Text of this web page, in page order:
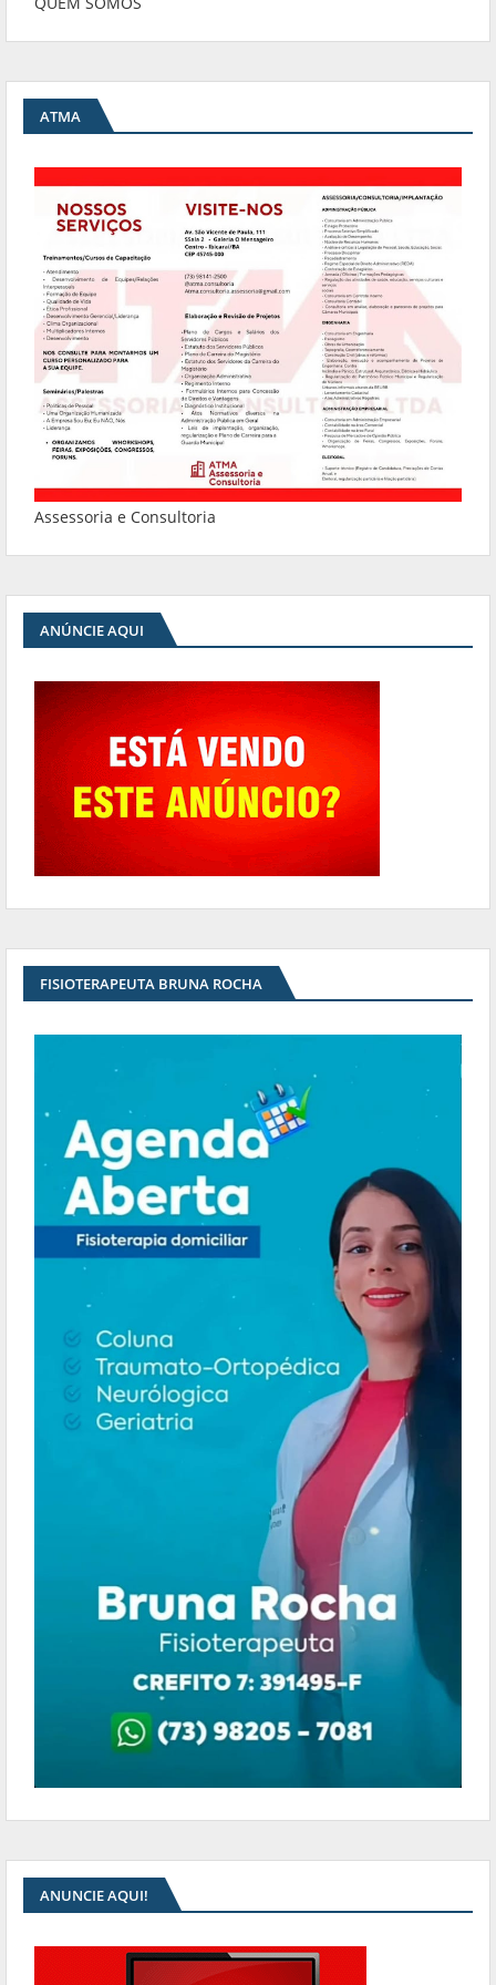
ATMA
Assessoria e Consultoria
ANÚNCIE AQUI
FISIOTERAPEUTA BRUNA ROCHA
ANUNCIE AQUI!